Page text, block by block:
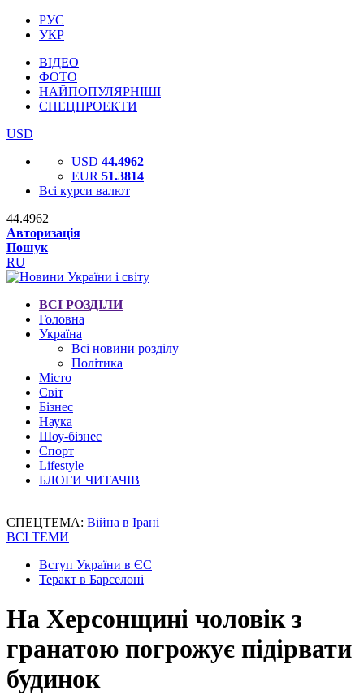
РУС
УКР
ВІДЕО
ФОТО
НАЙПОПУЛЯРНІШІ
СПЕЦПРОЕКТИ
USD
USD 44.4962
EUR 51.3814
Всі курси валют
44.4962
Авторизація
Пошук
RU
ВСІ РОЗДІЛИ
Головна
Україна
Всі новини розділу
Політика
Місто
Світ
Бізнес
Наука
Шоу-бізнес
Спорт
Lifestyle
БЛОГИ ЧИТАЧІВ
СПЕЦТЕМА: Війна в Ірані
ВСІ ТЕМИ
Вступ України в ЄС
Теракт в Барселоні
На Херсонщині чоловік з
гранатою погрожує підірвати
будинок